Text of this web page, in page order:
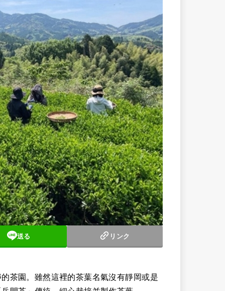
送る リンク
茶園。雖然這裡的茶葉名氣沒有靜岡或是